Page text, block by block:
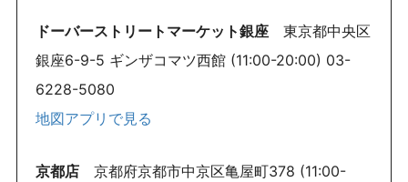
ドーバーストリートマーケット銀座東京都中央区
銀座6-9-5 ギンザコマツ西館 (11:00-20:00) 03-
6228-5080
地図アプリで見る
京都店 京都府京都市中京区亀屋町378 (11:00-